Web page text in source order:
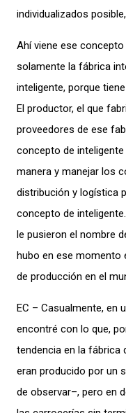
individualizados
Ahí viene ese concepto
solamente la fábrica
inteligente, porque
El productor, el que
proveedores de ese
concepto de
manera y manejar los
distribución y logística
concepto de
le pusieron el nombre
hubo en ese momento
de producción en el
EC – Casualmente, en
encontré con lo que,
tendencia en la fábrica
eran producido por un
de observar–, pero en